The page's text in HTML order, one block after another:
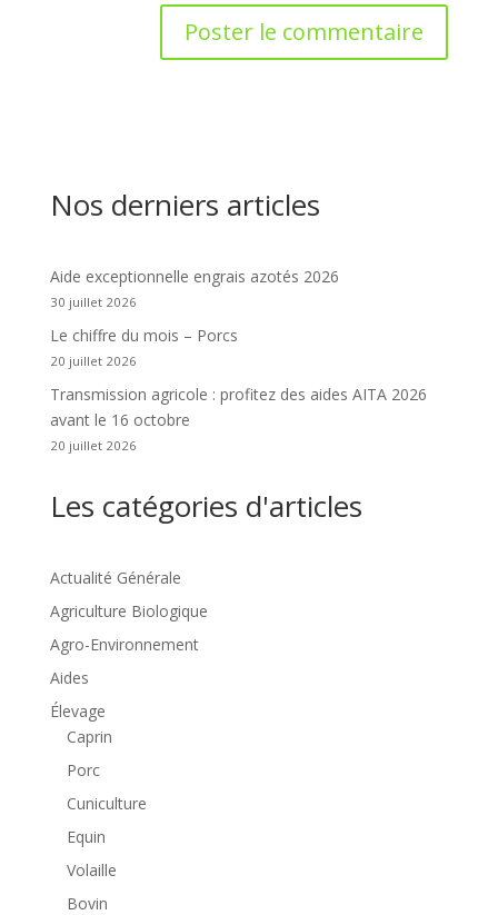
Nos derniers articles
Aide exceptionnelle engrais azotés 2026
30 juillet 2026
Le chiffre du mois – Porcs
20 juillet 2026
Transmission agricole : profitez des aides AITA 2026
avant le 16 octobre
20 juillet 2026
Les catégories d'articles
Actualité Générale
Agriculture Biologique
Agro-Environnement
Aides
Élevage
Caprin
Porc
Cuniculture
Equin
Volaille
Bovin